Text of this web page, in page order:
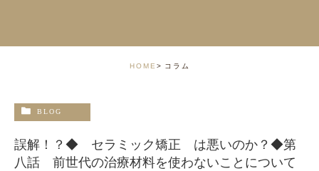
HOME コラム
BLOG
誤解！？◆ セラミック矯正 は悪いのか？◆第
八話 前世代の治療材料を使わないことについて